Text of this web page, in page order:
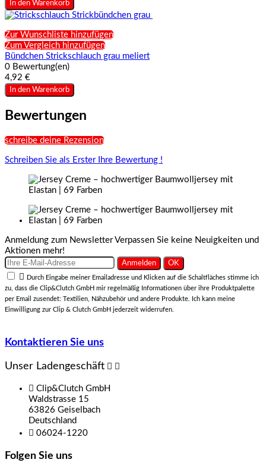
In den Warenkorb
Zur Wunschliste hinzufügen
Zum Vergleich hinzufügen
Bündchen Strickschlauch grau meliert
0 Bewertung(en)
4,92 €
In den Warenkorb
Bewertungen
schreibe deine Rezension
Schreiben Sie als Erster Ihre Bewertung !
Anmeldung zum Newsletter Verpassen Sie keine Neuigkeiten und
Aktionen mehr!

Durch Eingabe meiner Emailadresse und Klicken auf die Schaltfläches stimme ich
zu, dass die Clip&Clutch GmbH mir regelmäßig Informationen über ihre Produktpalette
per Email zusendet: Textilien, Nähzubehör und andere Produkte. Ich kann meine
Einwilligung zur Clip & Clutch GmbH jederzeit widerrufen.
Kontaktieren Sie uns
Unser Ladengeschäft  
 Clip&Clutch GmbH
Waldstrasse 15
63826 Geiselbach
Deutschland
 06024-1220
Folgen Sie uns